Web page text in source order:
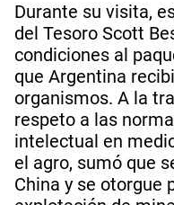
Durante su visita,
del Tesoro Scott
condiciones al
que Argentina
organismos. A la
respeto a las
intelectual en
el agro, sumó que
China y se otorgue